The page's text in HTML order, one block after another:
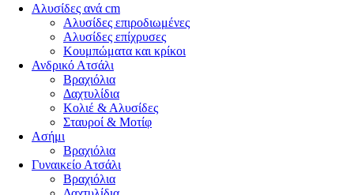
Αλυσίδες ανά cm
Αλυσίδες επιροδιωμένες
Αλυσίδες επίχρυσες
Κουμπώματα και κρίκοι
Ανδρικό Ατσάλι
Βραχιόλια
Δαχτυλίδια
Κολιέ & Αλυσίδες
Σταυροί & Μοτίφ
Ασήμι
Βραχιόλια
Γυναικείο Ατσάλι
Βραχιόλια